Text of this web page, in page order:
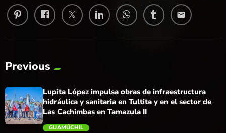
email
Previous
Lupita López impulsa obras de infraestructura
hidráulica y sanitaria en Tultita y en el sector de
Las Cachimbas en Tamazula II
GUAMÚCHIL